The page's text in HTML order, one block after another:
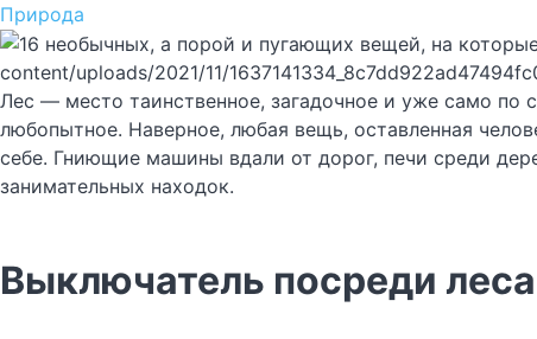
Природа
content/uploads/2021/11/
Лес — место таинственное, загадочное и уже само по
любопытное. Наверное, любая вещь, оставленная
себе. Гниющие машины вдали от дорог, печи среди
занимательных находок.
Выключатель посреди